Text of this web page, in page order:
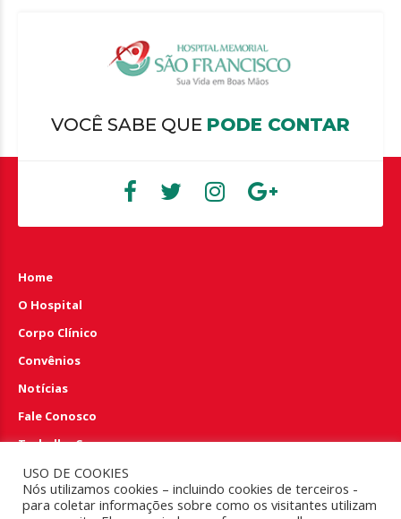
VOCÊ SABE QUE PODE CONTAR
Home
O Hospital
Corpo Clínico
Convênios
Notícias
Fale Conosco
Trabalhe Conosco
Perguntas e Respostas
EMERGÊNCIA 24HS
USO DE COOKIES
Nós utilizamos cookies – incluindo cookies de terceiros -
para coletar informações sobre como os visitantes utilizam